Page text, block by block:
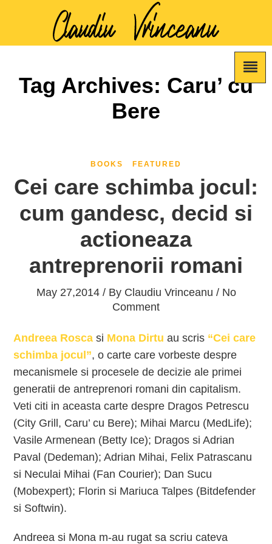
Tag Archives: Caru’ cu
Bere
BOOKS FEATURED
Cei care schimba jocul:
cum gandesc, decid si
actioneaza
antreprenorii romani
May 27,2014 / By Claudiu Vrinceanu / No
Comment
Andreea Rosca si Mona Dirtu au scris “Cei care
schimba jocul”, o carte care vorbeste despre
mecanismele si procesele de decizie ale primei
generatii de antreprenori romani din capitalism.
Veti citi in aceasta carte despre Dragos Petrescu
(City Grill, Caru’ cu Bere); Mihai Marcu (MedLife);
Vasile Armenean (Betty Ice); Dragos si Adrian
Paval (Dedeman); Adrian Mihai, Felix Patrascanu
si Neculai Mihai (Fan Courier); Dan Sucu
(Mobexpert); Florin si Mariuca Talpes (Bitdefender
si Softwin).
Andreea si Mona m-au rugat sa scriu cateva